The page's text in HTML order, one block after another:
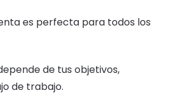
es perfecta para todos los
de tus objetivos,
de trabajo.